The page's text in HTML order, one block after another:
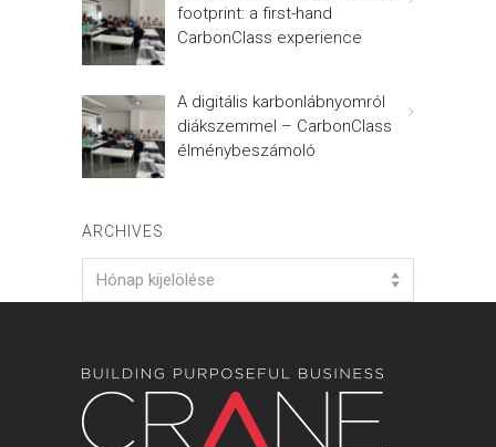
footprint: a first-hand
CarbonClass experience
A digitális karbonlábnyomról
diákszemmel – CarbonClass
élménybeszámoló
ARCHIVES
Hónap kijelölése